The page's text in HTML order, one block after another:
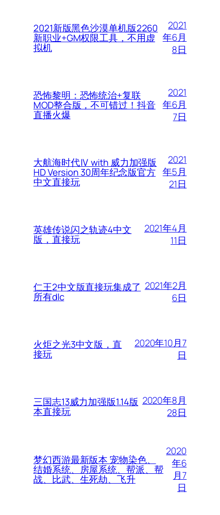
2021新版黑色沙漠单机版2260
新职业+GM权限工具，不用虚
拟机
2021
年6月
8日
恐怖黎明：恐怖统治+复联
MOD整合版，不可错过！抖音
直播火爆
2021
年6月
7日
大航海时代Ⅳ with 威力加强版
HD Version 30周年纪念版官方
中文直接玩
2021
年5月
21日
英雄传说闪之轨迹4中文
版，直接玩
2021年4月
11日
仁王2中文版直接玩集成了
所有dlc
2021年2月
6日
火炬之光3中文版，直
接玩
2020年10月7
日
三国志13威力加强版1.14版
本直接玩
2020年8月
28日
梦幻西游最新版本 宠物染色、
结婚系统、房屋系统、帮派、帮
战、比武、生死劫、飞升
2020
年6
月7
日